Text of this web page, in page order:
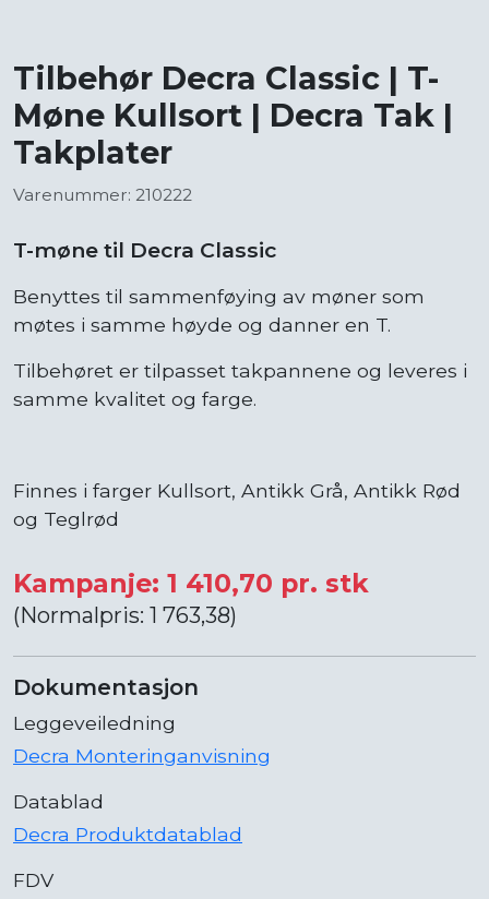
Tilbehør Decra Classic | T-
Møne Kullsort | Decra Tak |
Takplater
Varenummer: 210222
T-møne til Decra Classic
Benyttes til sammenføying av møner som
møtes i samme høyde og danner en T.
Tilbehøret er tilpasset takpannene og leveres i
samme kvalitet og farge.
Finnes i farger Kullsort, Antikk Grå, Antikk Rød
og Teglrød
Kampanje: 1 410,70 pr. stk
(Normalpris: 1 763,38)
Dokumentasjon
Leggeveiledning
Decra Monteringanvisning
Datablad
Decra Produktdatablad
FDV